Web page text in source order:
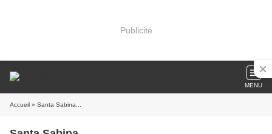
Publicité
MENU
Accueil » Santa Sabina...